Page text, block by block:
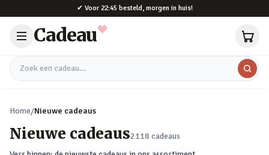
✔ Voor 22:45 besteld, morgen in huis!
Cadeau
Zoek een cadeau
Home/Nieuwe cadeaus
Nieuwe cadeaus2118 cadeaus